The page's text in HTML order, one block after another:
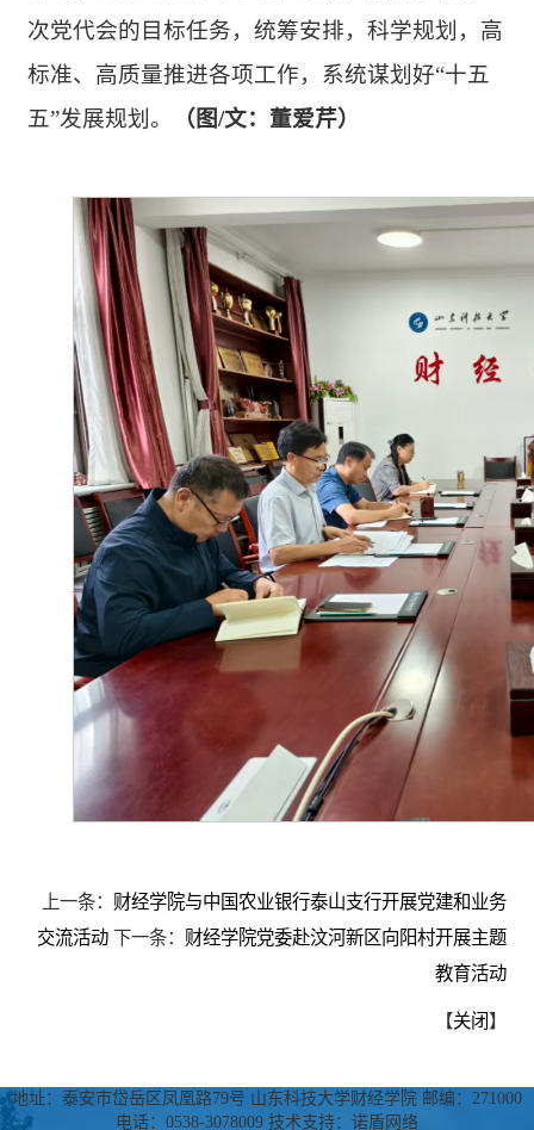
次党代会的目标任务，统筹安排，科学规划，高
标准、高质量推进各项工作，系统谋划好“十五
五”发展规划。
（ 图/文：董爱芹）
上一条： 财经学院与中国农业银行泰山支行开展党建和业务
交流活动下一条： 财经学院党委赴汶河新区向阳村开展主题
教育活动
【关闭 】
地址：泰安市岱岳区凤凰路79号 山东科技大学财经学院 邮编：271000
电话：0538-3078009 技术支持：诺盾网络